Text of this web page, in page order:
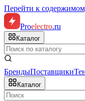
Перейти к
Proelectro.ru
Каталог
БрендыПоставщики
Каталог